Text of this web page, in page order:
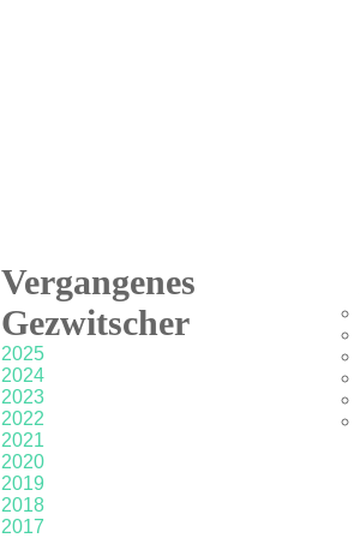
Vergangenes
Gezwitscher
2025
2024
2023
2022
2021
2020
2019
2018
2017